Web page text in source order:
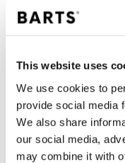
This website uses
We use cookies to
provide social media
We also share
our social media,
may combine it with
Bestellungen,
Freitag) bei uns
Tag versandt
innerhalb
30 Tage
BESCHREIBUNG